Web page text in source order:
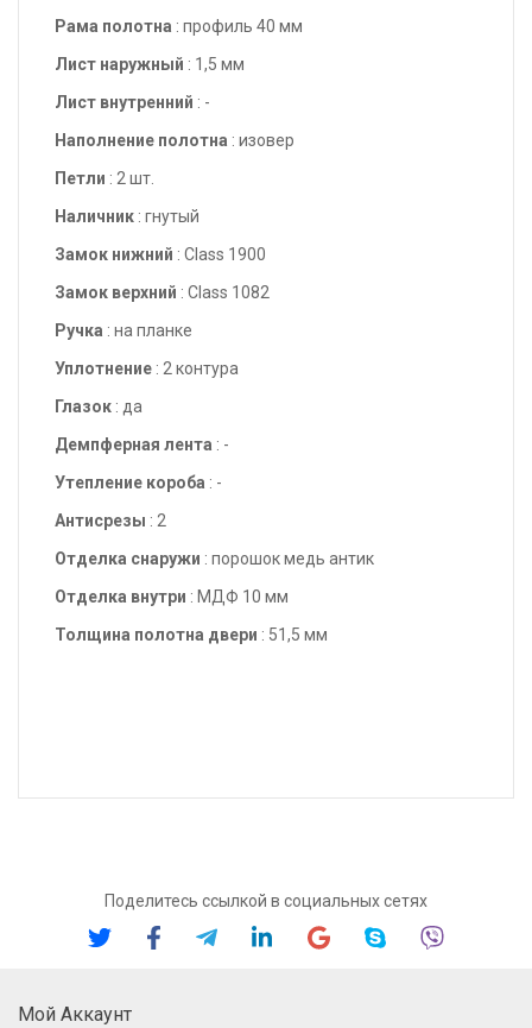
Рама полотна : профиль 40 мм
Лист наружный : 1,5 мм
Лист внутренний : -
Наполнение полотна : изовер
Петли : 2 шт.
Наличник : гнутый
Замок нижний : Class 1900
Замок верхний : Class 1082
Ручка : на планке
Уплотнение : 2 контура
Глазок : да
Демпферная лента : -
Утепление короба : -
Антисрезы : 2
Отделка снаружи : порошок медь антик
Отделка внутри : МДФ 10 мм
Толщина полотна двери : 51,5 мм
Поделитесь ссылкой в социальных сетях
Мой Аккаунт